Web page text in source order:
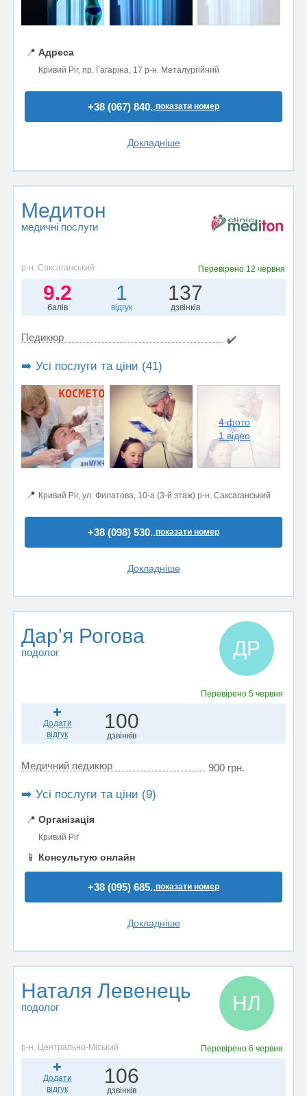
📍 Адреса
Кривий Ріг, пр. Гагаріна, 17 р-н. Металургійний
+38 (067) 840..показати номер
Докладніше
Медитон
медичні послуги
р-н. Саксаганський Перевірено 12 червня
9.2
балів
1
відгук
137
дзвінків
Педикюр ✔️
➡️ Усі послуги та ціни (41)
4 фото
1 відео
📍 Кривий Ріг, ул. Филатова, 10-а (3-й этаж) р-н. Саксаганський
+38 (098) 530..показати номер
Докладніше
Дар'я Рогова
подолог ДР
Перевірено 5 червня
Додати
відгук
100
дзвінків
Медичний педикюр 900 грн.
➡️ Усі послуги та ціни (9)
📍 Організація
Кривий Ріг
📱 Консультую онлайн
+38 (095) 685..показати номер
Докладніше
Наталя Левенець
подолог НЛ
р-н. Центрально-Міський Перевірено 6 червня
Додати
відгук
106
дзвінків